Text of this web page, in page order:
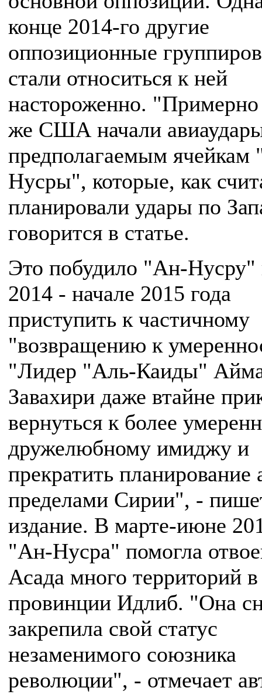
конце 2014-го другие
оппозиционные
стали относиться к ней
настороженно. "Примерно
же США начали
предполагаемым
Нусры", которые, как
планировали удары по
говорится в статье.
Это побудило "Ан-Нусру"
2014 - начале 2015 года
приступить к частичному
"возвращению к
"Лидер "Аль-Каиды"
Завахири даже втайне
вернуться к более
дружелюбному имиджу и
прекратить планирование
пределами Сирии", -
издание. В марте-июне
"Ан-Нусра" помогла
Асада много территорий в
провинции Идлиб. "Она
закрепила свой статус
незаменимого союзника
революции", - отмечает